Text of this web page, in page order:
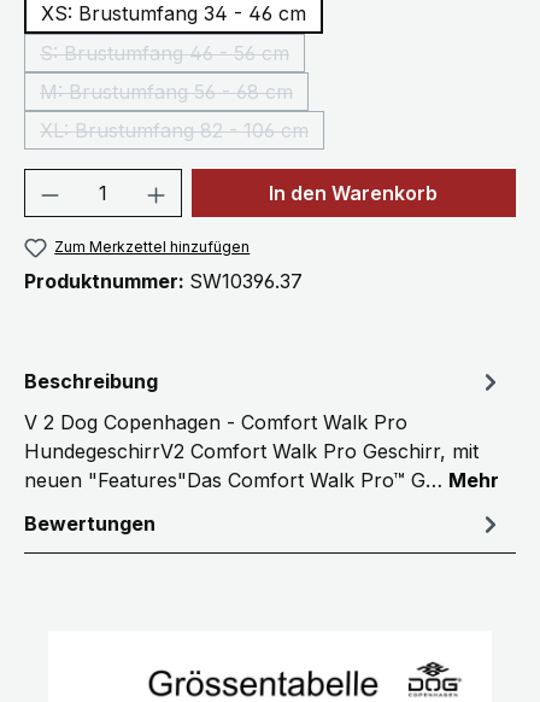
XS: Brustumfang 34 - 46 cm
S: Brustumfang 46 - 56 cm
(Diese Option ist zurzeit nicht verfügbar.)
M: Brustumfang 56 - 68 cm
(Diese Option ist zurzeit nicht verfügbar.)
XL: Brustumfang 82 - 106 cm
(Diese Option ist zurzeit nicht verfügbar.)
Produkt Anzahl: Gib denIn den Warenkorb
Zum Merkzettel hinzufügen
Produktnummer: SW10396.37
Beschreibung
V 2 Dog Copenhagen - Comfort Walk Pro
HundegeschirrV2 Comfort Walk Pro Geschirr, mit
neuen "Features"Das Comfort Walk Pro™ G… Mehr
Bewertungen